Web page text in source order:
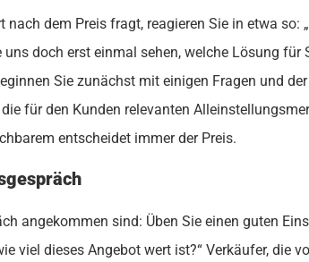
nach dem Preis fragt, reagieren Sie in etwa so:
uns doch erst einmal sehen, welche Lösung für
Sie zunächst mit einigen Fragen und
für den Kunden relevanten
entscheidet immer der Preis.
angekommen sind: Üben Sie einen guten
viel dieses Angebot wert ist?“ Verkäufer, die